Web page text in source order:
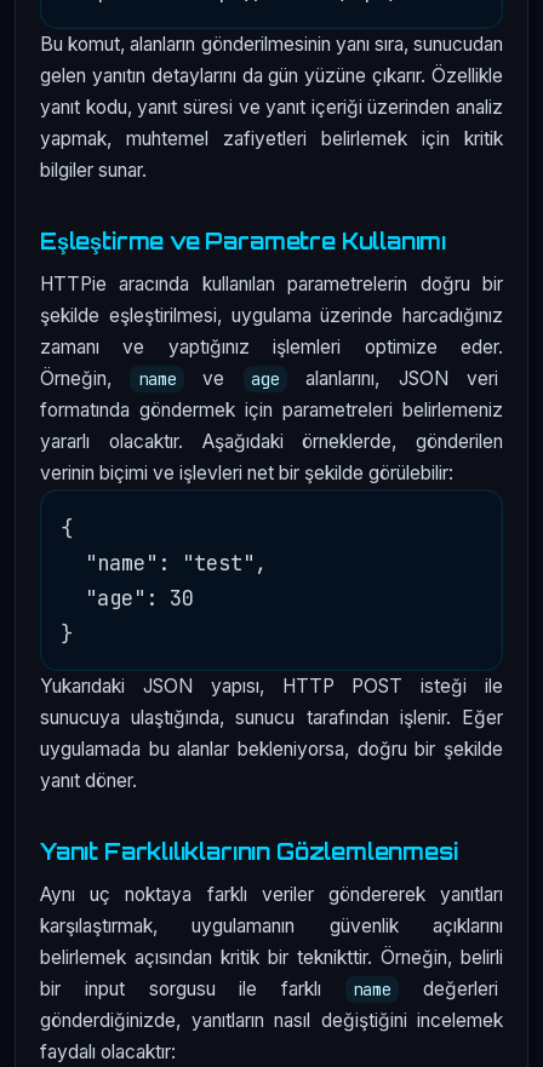
Bu komut, alanların gönderilmesinin yanı sıra, sunucudan
gelen yanıtın detaylarını da gün yüzüne çıkarır. Özellikle
yanıt kodu, yanıt süresi ve yanıt içeriği üzerinden analiz
yapmak, muhtemel zafiyetleri belirlemek için kritik
bilgiler sunar.
Eşleştirme ve Parametre Kullanımı
HTTPie aracında kullanılan parametrelerin doğru bir
şekilde eşleştirilmesi, uygulama üzerinde harcadığınız
zamanı ve yaptığınız işlemleri optimize eder.
Örneğin,
name ve age
alanlarını, JSON veri
formatında göndermek için parametreleri belirlemeniz
yararlı olacaktır. Aşağıdaki örneklerde, gönderilen
verinin biçimi ve işlevleri net bir şekilde görülebilir:
{
  "name": "test",
  "age": 30
Yukarıdaki JSON yapısı, HTTP POST isteği ile
sunucuya ulaştığında, sunucu tarafından işlenir. Eğer
uygulamada bu alanlar bekleniyorsa, doğru bir şekilde
yanıt döner.
Yanıt Farklılıklarının Gözlemlenmesi
Aynı uç noktaya farklı veriler göndererek yanıtları
karşılaştırmak, uygulamanın güvenlik açıklarını
belirlemek açısından kritik bir teknikttir. Örneğin, belirli
bir input sorgusu ile farklı
name
değerleri
gönderdiğinizde, yanıtların nasıl değiştiğini incelemek
faydalı olacaktır: